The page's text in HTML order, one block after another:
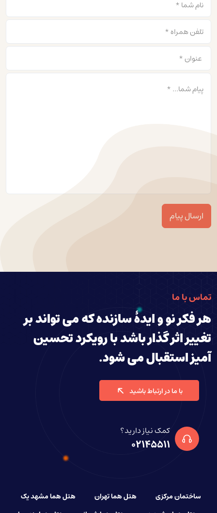
ارسال پیام
تماس با ما
هر فکر نو و ایدۀ سازنده که می تواند بر
تغییر اثر گذار باشد با رویکرد تحسین
آمیز استقبال می شود.
با ما در ارتباط باشید
کمک نیاز دارید؟
02145511
ساختمان مرکزی هتل هما تهران
هتل هما مشهد یک